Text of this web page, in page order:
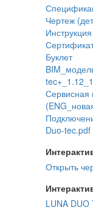
Чертеж
Инструкция
Буклет
Сервисная
Duo-tec.pdf
Открыть
LUNA DUO